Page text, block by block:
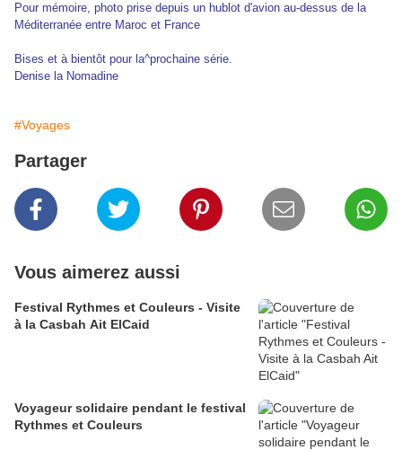
Pour mémoire, photo prise depuis un hublot d'avion au-dessus de la
Méditerranée entre Maroc et France
Bises et à bientôt pour la^prochaine série.
Denise la Nomadine
#Voyages
Partager
Vous aimerez aussi
Festival Rythmes et Couleurs - Visite
à la Casbah Ait ElCaid
Voyageur solidaire pendant le festival
Rythmes et Couleurs